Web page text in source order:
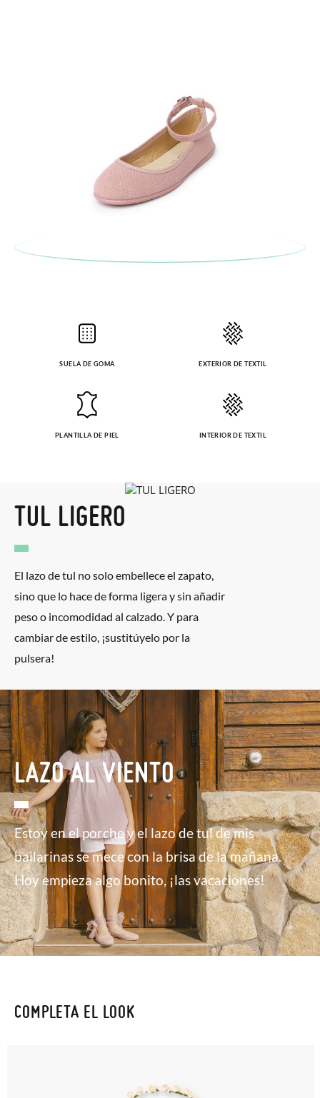
SUELA DE GOMA EXTERIOR DE TEXTIL
PLANTILLA DE PIEL INTERIOR DE TEXTIL
TUL LIGERO
El lazo de tul no solo embellece el zapato,
sino que lo hace de forma ligera y sin añadir
peso o incomodidad al calzado. Y para
cambiar de estilo, ¡sustitúyelo por la
pulsera!
LAZO AL VIENTO
Estoy en el porche y el lazo de tul de mis
bailarinas se mece con la brisa de la mañana.
Hoy empieza algo bonito, ¡las vacaciones!
COMPLETA EL LOOK